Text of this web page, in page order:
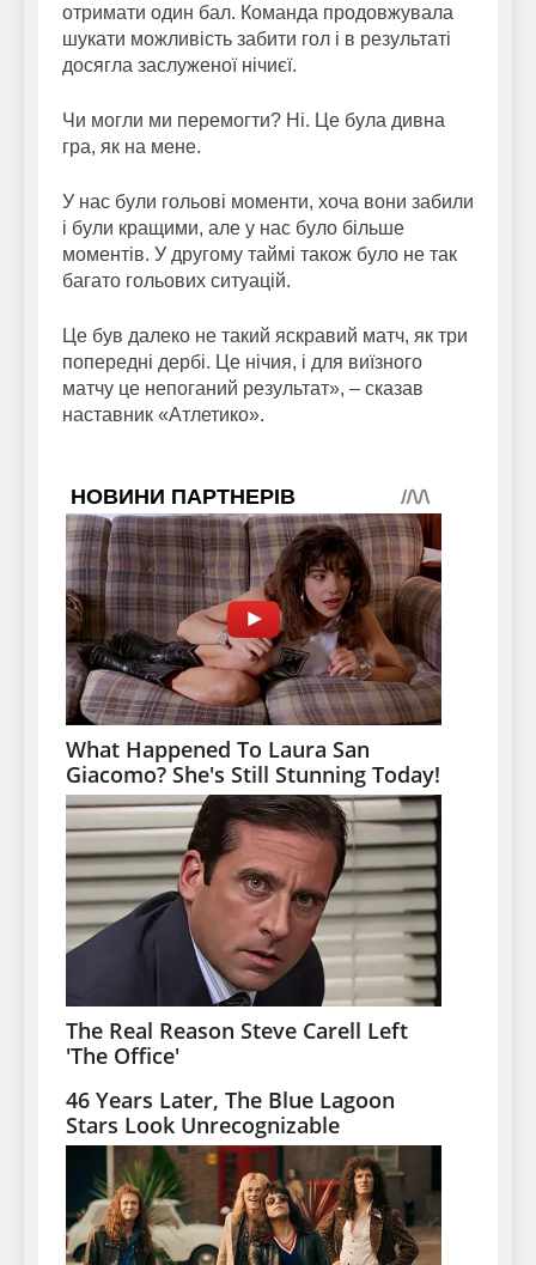
отримати один бал. Команда продовжувала
шукати можливість забити гол і в результаті
досягла заслуженої нічиєї.
Чи могли ми перемогти? Ні. Це була дивна
гра, як на мене.
У нас були гольові моменти, хоча вони забили
і були кращими, але у нас було більше
моментів. У другому таймі також було не так
багато гольових ситуацій.
Це був далеко не такий яскравий матч, як три
попередні дербі. Це нічия, і для виїзного
матчу це непоганий результат», – сказав
наставник «Атлетико».